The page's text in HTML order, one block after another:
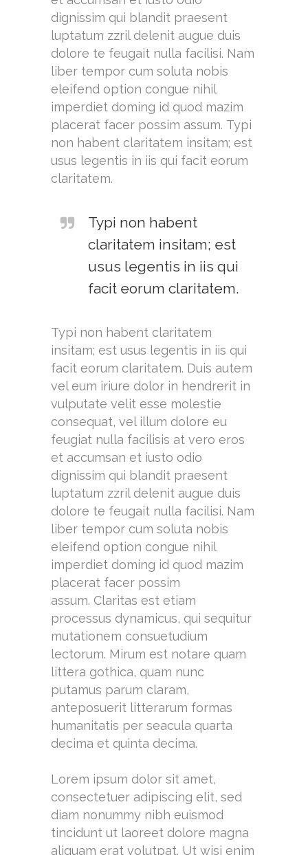
dignissim qui blandit praesent
luptatum zzril delenit augue duis
dolore te feugait nulla facilisi. Nam
liber tempor cum soluta nobis
eleifend option congue nihil
imperdiet doming id quod mazim
placerat facer possim assum. Typi
non habent claritatem insitam; est
usus legentis in iis qui facit eorum
claritatem.
Typi non habent
claritatem insitam; est
usus legentis in iis qui
facit eorum claritatem.
Typi non habent claritatem
insitam; est usus legentis in iis qui
facit eorum claritatem. Duis autem
vel eum iriure dolor in hendrerit in
vulputate velit esse molestie
consequat, vel illum dolore eu
feugiat nulla facilisis at vero eros
et accumsan et iusto odio
dignissim qui blandit praesent
luptatum zzril delenit augue duis
dolore te feugait nulla facilisi. Nam
liber tempor cum soluta nobis
eleifend option congue nihil
imperdiet doming id quod mazim
placerat facer possim
assum. Claritas est etiam
processus dynamicus, qui sequitur
mutationem consuetudium
lectorum. Mirum est notare quam
littera gothica, quam nunc
putamus parum claram,
anteposuerit litterarum formas
humanitatis per seacula quarta
decima et quinta decima.
Lorem ipsum dolor sit amet,
consectetuer adipiscing elit, sed
diam nonummy nibh euismod
tincidunt ut laoreet dolore magna
aliquam erat volutpat. Ut wisi enim